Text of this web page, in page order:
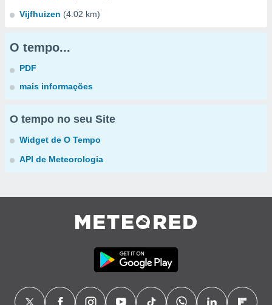
Vijfhuizen (4.02 km)
O tempo...
PDF
mais informações
O tempo no seu Site
Widget de O Tempo
API de Meteorologia